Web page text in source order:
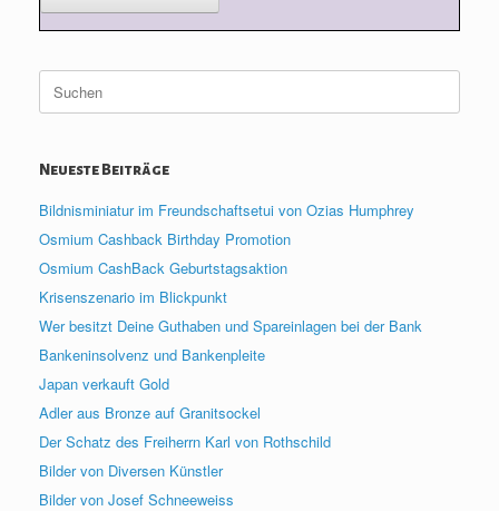
Suche
nach:
Neueste Beiträge
Bildnisminiatur im Freundschaftsetui von Ozias Humphrey
Osmium Cashback Birthday Promotion
Osmium CashBack Geburtstagsaktion
Krisenszenario im Blickpunkt
Wer besitzt Deine Guthaben und Spareinlagen bei der Bank
Bankeninsolvenz und Bankenpleite
Japan verkauft Gold
Adler aus Bronze auf Granitsockel
Der Schatz des Freiherrn Karl von Rothschild
Bilder von Diversen Künstler
Bilder von Josef Schneeweiss